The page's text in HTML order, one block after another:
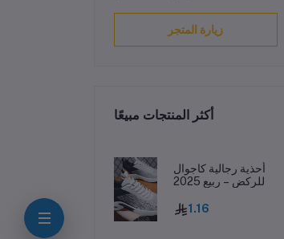
زيارة المتجر
أكثر المنتجات مبيعًا
أحذية رجالية كاجوال
للركض – ربيع 2025
1.16